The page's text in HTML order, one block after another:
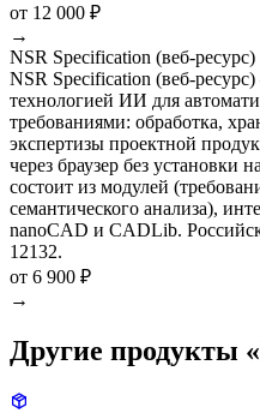
от 12 000 ₽
→
NSR Specification (веб-ресурс)
NSR Specification (веб-
технологией ИИ для
требованиями: обработка,
экспертизы проектной
через браузер без установки
состоит из модулей
семантического анализа),
nanoCAD и CADLib.
12132.
от 6 900 ₽
→
Другие продукты